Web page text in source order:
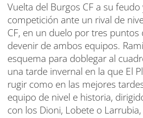
Vuelta del Burgos CF a su feudo
competición ante un rival de
CF, en un duelo por tres puntos
devenir de ambos equipos.
esquema para doblegar al
una tarde invernal en la que El
rugir como en las mejores
equipo de nivel e historia,
con los Dioni, Lobete o